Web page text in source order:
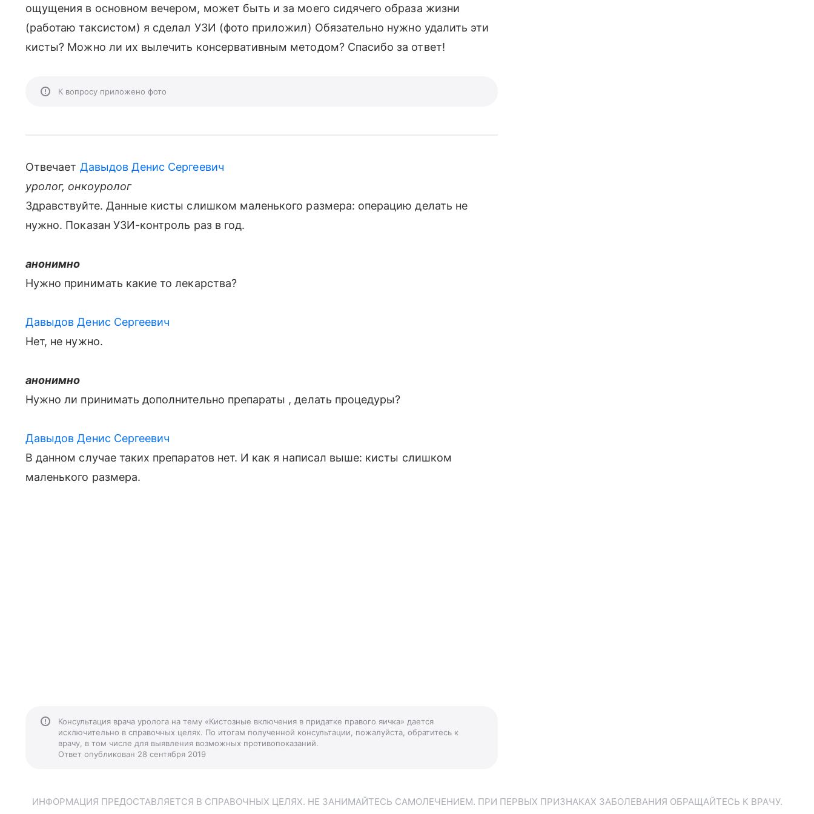
ощущения в основном вечером, может быть и за моего сидячего образа жизни
(работаю таксистом) я сделал УЗИ (фото приложил) Обязательно нужно удалить эти
кисты? Можно ли их вылечить консервативным методом? Спасибо за ответ!
К вопросу приложено фото
Отвечает Давыдов Денис Сергеевич
уролог, онкоуролог
Здравствуйте. Данные кисты слишком маленького размера: операцию делать не
нужно. Показан УЗИ-контроль раз в год.
анонимно
Нужно принимать какие то лекарства?
Давыдов Денис Сергеевич
Нет, не нужно.
анонимно
Нужно ли принимать дополнительно препараты , делать процедуры?
Давыдов Денис Сергеевич
В данном случае таких препаратов нет. И как я написал выше: кисты слишком
маленького размера.
Консультация врача уролога на тему «Кистозные включения в придатке правого яичка» дается
исключительно в справочных целях. По итогам полученной консультации, пожалуйста, обратитесь к
врачу, в том числе для выявления возможных противопоказаний.
Ответ опубликован 28 сентября 2019
ИНФОРМАЦИЯ ПРЕДОСТАВЛЯЕТСЯ В СПРАВОЧНЫХ ЦЕЛЯХ. НЕ ЗАНИМАЙТЕСЬ САМОЛЕЧЕНИЕМ. ПРИ ПЕРВЫХ ПРИЗНАКАХ ЗАБОЛЕВАНИЯ ОБРАЩАЙТЕСЬ К ВРАЧУ.